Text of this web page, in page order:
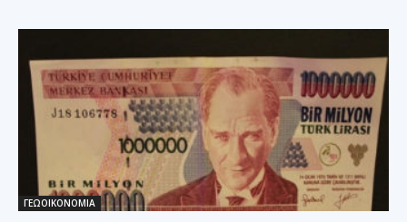
ΓΕΩΟΙΚΟΝΟΜΙΑ